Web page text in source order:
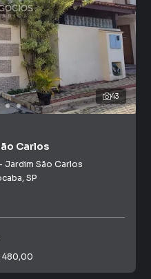
43
Carlos
- Jardim São Carlos
, SP
480,00